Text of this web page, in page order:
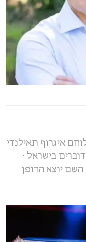
איגרוף תאילנדי
בישראל ⋅
יוצא הדופן